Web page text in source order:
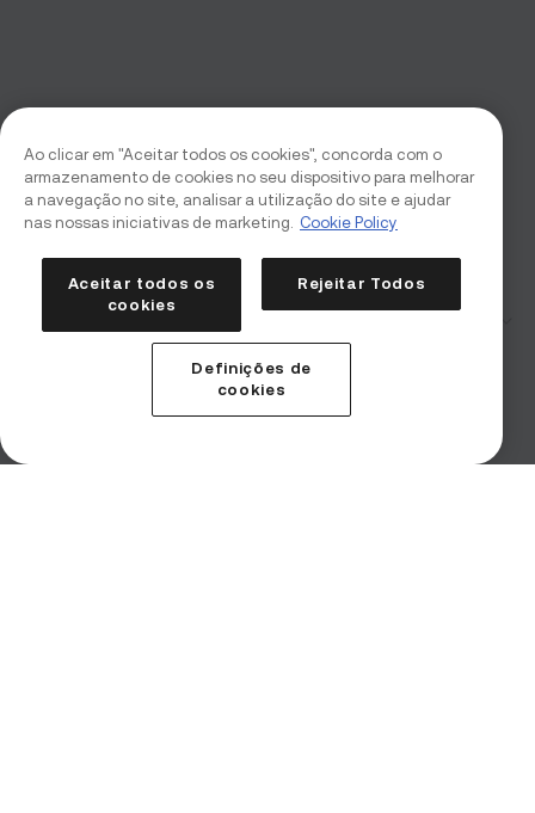
Declaração de divulgação de riscos
Ao clicar em "Aceitar todos os cookies", concorda com o
armazenamento de cookies no seu dispositivo para melhorar
a navegação no site, analisar a utilização do site e ajudar
nas nossas iniciativas de marketing.
Cookie Policy
Aceitar todos os
cookies
Rejeitar Todos
Definições de
cookies